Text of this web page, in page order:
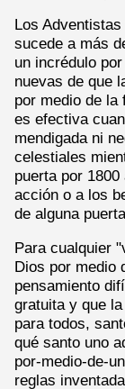
Los
sucede a más
un incrédulo
nuevas de que
por medio de
es efectiva
mendigada ni
celestiales
puerta por
acción o a los
de alguna
Para cualquier
Dios por medio
pensamiento
gratuita y que
para todos,
qué santo uno
por-medio-de-
reglas